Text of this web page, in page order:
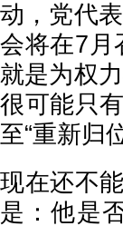
动，党代
会将在7月
就是为权
很可能只
至“重新归位
现在还不
是：他是